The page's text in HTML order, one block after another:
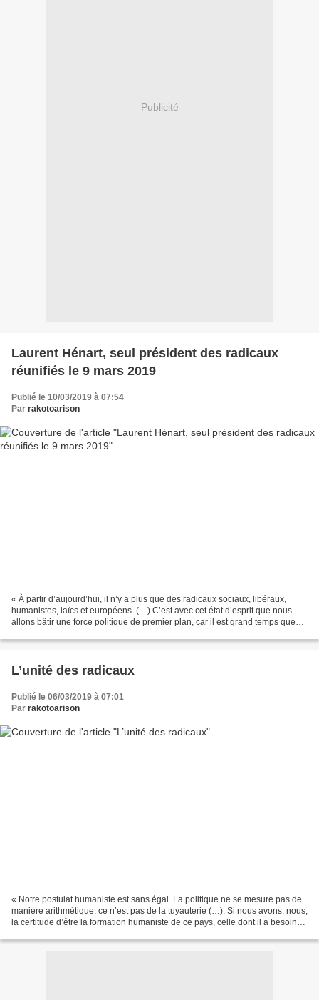
Publicité
Laurent Hénart, seul président des radicaux
réunifiés le 9 mars 2019
Publié le 10/03/2019 à 07:54
Par rakotoarison
« À partir d’aujourd’hui, il n’y a plus que des radicaux sociaux, libéraux,
humanistes, laïcs et européens. (…) C’est avec cet état d’esprit que nous
allons bâtir une force politique de premier plan, car il est grand temps que
L’unité des radicaux
Publié le 06/03/2019 à 07:01
Par rakotoarison
« Notre postulat humaniste est sans égal. La politique ne se mesure pas de
manière arithmétique, ce n’est pas de la tuyauterie (…). Si nous avons, nous,
la certitude d’être la formation humaniste de ce pays, celle dont il a besoin